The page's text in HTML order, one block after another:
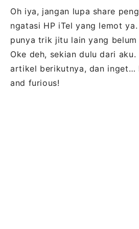
Oh iya, jangan lupa share
ngatasi HP iTel yang lemot
punya trik jitu lain yang belum
Oke deh, sekian dulu dari
artikel berikutnya, dan inget…
and furious!